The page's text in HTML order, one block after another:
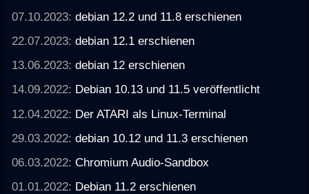
07.10.2023:debian 12.2 und 11.8 erschienen
22.07.2023:debian 12.1 erschienen
13.06.2023:debian 12 erschienen
14.09.2022: Debian 10.13 und 11.5 veröffentlicht
12.04.2022: Der ATARI als Linux-Terminal
29.03.2022:debian 10.12 und 11.3 erschienen
06.03.2022:Chromium Audio-Sandbox
01.01.2022: Debian 11.2 erschienen